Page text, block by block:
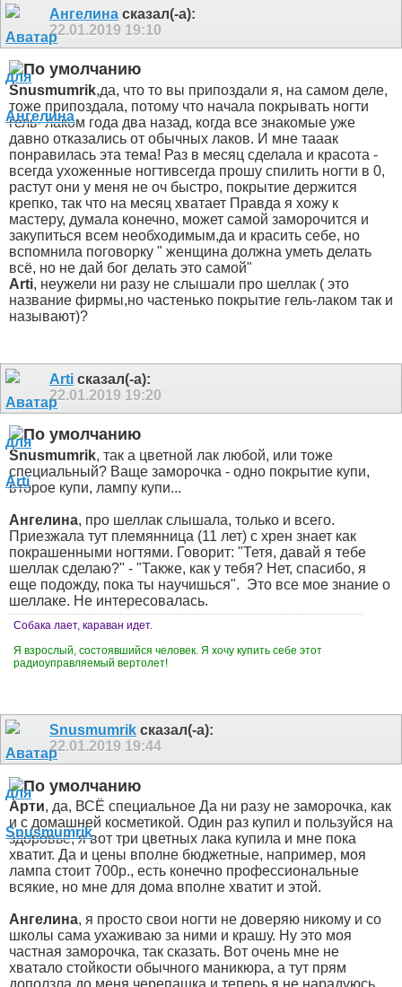
Ангелина сказал(-а):
22.01.2019 19:10
Snusmumrik,да, что то вы припоздали я, на самом деле,
тоже припоздала, потому что начала покрывать ногти
гель- лаком года два назад, когда все знакомые уже
давно отказались от обычных лаков. И мне тааак
понравилась эта тема! Раз в месяц сделала и красота -
всегда ухоженные ногтивсегда прошу спилить ногти в 0,
растут они у меня не оч быстро, покрытие держится
крепко, так что на месяц хватает Правда я хожу к
мастеру, думала конечно, может самой заморочится и
закупиться всем необходимым,да и красить себе, но
вспомнила поговорку " женщина должна уметь делать
всё, но не дай бог делать это самой"
Arti, неужели ни разу не слышали про шеллак ( это
название фирмы,но частенько покрытие гель-лаком так и
называют)?
Arti сказал(-а):
22.01.2019 19:20
Snusmumrik, так а цветной лак любой, или тоже
специальный? Ваще заморочка - одно покрытие купи,
второе купи, лампу купи...
Ангелина, про шеллак слышала, только и всего.
Приезжала тут племянница (11 лет) с хрен знает как
покрашенными ногтями. Говорит: "Тетя, давай я тебе
шеллак сделаю?" - "Также, как у тебя? Нет, спасибо, я
еще подожду, пока ты научишься". Это все мое знание о
шеллаке. Не интересовалась.
Собака лает, караван идет.
Я взрослый, состоявшийся человек. Я хочу купить себе этот
радиоуправляемый вертолет!
Snusmumrik сказал(-а):
22.01.2019 19:44
Арти, да, ВСЁ специальное Да ни разу не заморочка, как
и с домашней косметикой. Один раз купил и пользуйся на
здоровье, я вот три цветных лака купила и мне пока
хватит. Да и цены вполне бюджетные, например, моя
лампа стоит 700р., есть конечно профессиональные
всякие, но мне для дома вполне хватит и этой.
Ангелина, я просто свои ногти не доверяю никому и со
школы сама ухаживаю за ними и крашу. Ну это моя
частная заморочка, так сказать. Вот очень мне не
хватало стойкости обычного маникюра, а тут прям